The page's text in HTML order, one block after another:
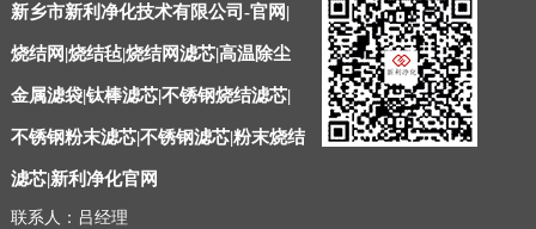
新乡市新利净化技术有限公司-官网|
烧结网|烧结毡|烧结网滤芯|高温除尘
金属滤袋|钛棒滤芯|不锈钢烧结滤芯|
不锈钢粉末滤芯|不锈钢滤芯|粉末烧结
滤芯|新利净化官网
联系人：吕经理